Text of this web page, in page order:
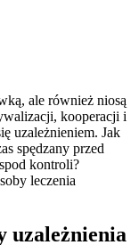
ale również niosą
kooperacji i
uzależnieniem. Jak
spędzany przed
kontroli?
leczenia
uzależnienia